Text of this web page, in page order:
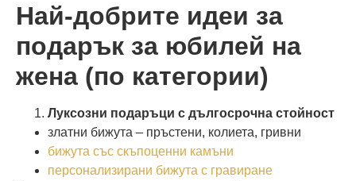
Най-добрите идеи за
подарък за юбилей на
жена (по категории)
Луксозни подаръци с дългосрочна стойност
златни бижута – пръстени, колиета, гривни
бижута със скъпоценни камъни
персонализирани бижута с гравиране